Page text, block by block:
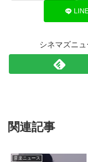
シネマズニ
関連記事
音楽ニュース